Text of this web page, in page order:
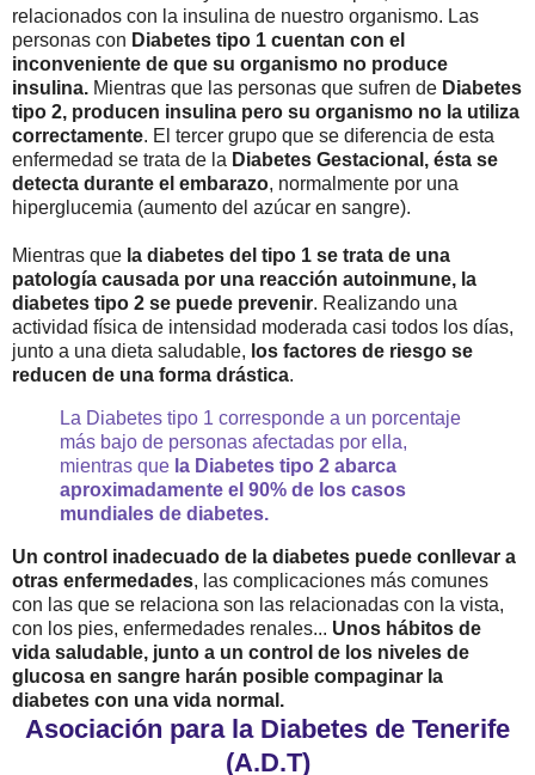
relacionados con la insulina de nuestro organismo. Las
personas con Diabetes tipo 1 cuentan con el
inconveniente de que su organismo no produce
insulina. Mientras que las personas que sufren de Diabetes
tipo 2, producen insulina pero su organismo no la utiliza
correctamente. El tercer grupo que se diferencia de esta
enfermedad se trata de la Diabetes Gestacional, ésta se
detecta durante el embarazo, normalmente por una
hiperglucemia (aumento del azúcar en sangre).
Mientras que la diabetes del tipo 1 se trata de una
patología causada por una reacción autoinmune, la
diabetes tipo 2 se puede prevenir. Realizando una
actividad física de intensidad moderada casi todos los días,
junto a una dieta saludable, los factores de riesgo se
reducen de una forma drástica.
La Diabetes tipo 1 corresponde a un porcentaje
más bajo de personas afectadas por ella,
mientras que la Diabetes tipo 2 abarca
aproximadamente el 90% de los casos
mundiales de diabetes.
Un control inadecuado de la diabetes puede conllevar a
otras enfermedades, las complicaciones más comunes
con las que se relaciona son las relacionadas con la vista,
con los pies, enfermedades renales... Unos hábitos de
vida saludable, junto a un control de los niveles de
glucosa en sangre harán posible compaginar la
diabetes con una vida normal.
Asociación para la Diabetes de Tenerife
(A.D.T)